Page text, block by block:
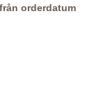
orderdatum